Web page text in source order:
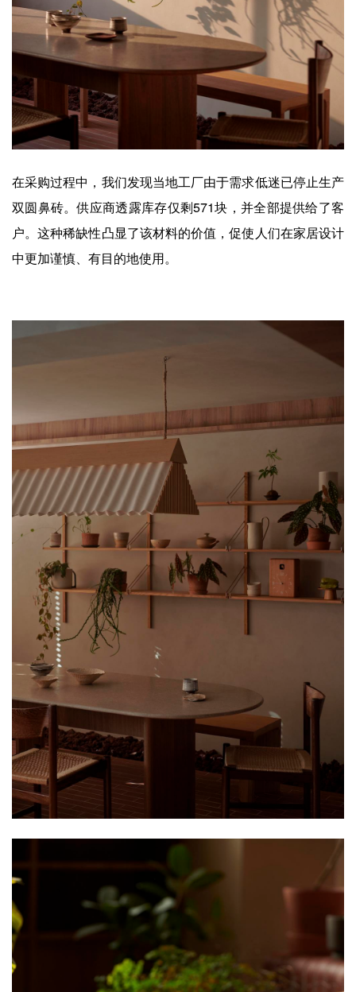
在采购过程中，我们发现当地工厂由于需求低迷已停止生产
双圆鼻砖。供应商透露库存仅剩571块，并全部提供给了客
户。这种稀缺性凸显了该材料的价值，促使人们在家居设计
中更加谨慎、有目的地使用。